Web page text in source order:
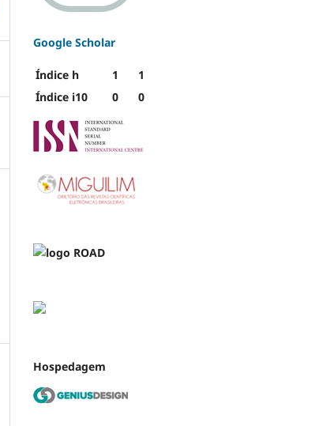
Google Scholar
Índice h 1
1
Índice i10
0 0
Hospedagem